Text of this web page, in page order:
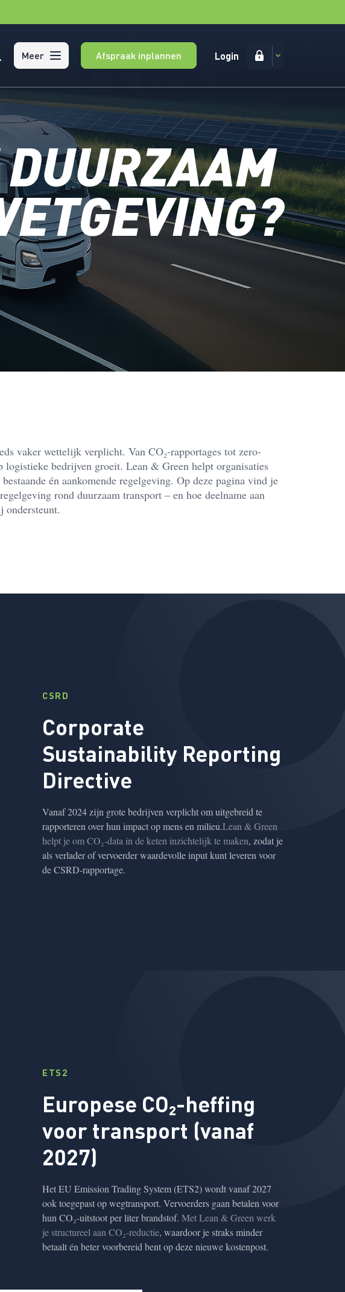
Meer Afspraak inplannen Login
vaker wettelijk verplicht. Van CO₂-rapportages tot zero-
logistieke bedrijven groeit. Lean & Green helpt organisaties
én aankomende regelgeving. Op deze pagina vind je
rond duurzaam transport – en hoe deelname aan
CSRD
Corporate
Sustainability Reporting
Directive
Vanaf 2024 zijn grote bedrijven verplicht om uitgebreid te
rapporteren over hun impact op mens en milieu.Lean & Green
helpt je om CO₂-data in de keten inzichtelijk te maken, zodat je
als verlader of vervoerder waardevolle input kunt leveren voor
de CSRD-rapportage.
ETS2
Europese CO₂-heffing
voor transport (vanaf
2027)
Het EU Emission Trading System (ETS2) wordt vanaf 2027
ook toegepast op wegtransport. Vervoerders gaan betalen voor
hun CO₂-uitstoot per liter brandstof. Met Lean & Green werk
je structureel aan CO₂-reductie, waardoor je straks minder
betaalt én beter voorbereid bent op deze nieuwe kostenpost.